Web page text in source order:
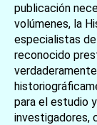
publicación
volúmenes, la
especialistas
reconocido
para el estudio
investigadores,